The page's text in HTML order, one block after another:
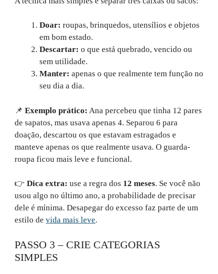
Doar: roupas, brinquedos, utensílios e objetos
em bom estado.
Descartar: o que está quebrado, vencido ou
sem utilidade.
Manter: apenas o que realmente tem função no
seu dia a dia.
📌 Exemplo prático: Ana percebeu que tinha 12 pares
de sapatos, mas usava apenas 4. Separou 6 para
doação, descartou os que estavam estragados e
manteve apenas os que realmente usava. O guarda-
roupa ficou mais leve e funcional.
👉 Dica extra: use a regra dos 12 meses. Se você não
usou algo no último ano, a probabilidade de precisar
dele é mínima. Desapegar do excesso faz parte de um
estilo de vida mais leve.
PASSO 3 – CRIE CATEGORIAS
SIMPLES